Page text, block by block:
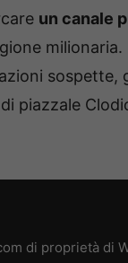
un canale
sospette,
piazzale
di proprietà di